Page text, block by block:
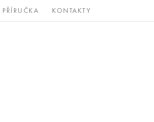
PŘÍRUČKA KONTAKTY
Vzácné a